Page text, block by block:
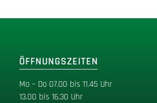
ÖFFNUNGSZEITEN
Mo – Do 07.00 bis 11.45 Uhr
13.00 bis 16.30 Uhr